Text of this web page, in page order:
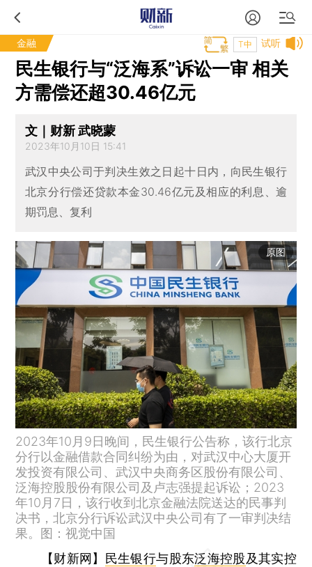
金融 试听
T中
民生银行与“泛海系”诉讼一审 相关
方需偿还超30.46亿元
文｜财新 武晓蒙
2023年10月10日 15:41
武汉中央公司于判决生效之日起十日内，向民生银行
北京分行偿还贷款本金30.46亿元及相应的利息、逾
期罚息、复利
原图
2023年10月9日晚间，民生银行公告称，该行北京
分行以金融借款合同纠纷为由，对武汉中心大厦开
发投资有限公司、武汉中央商务区股份有限公司、
泛海控股股份有限公司及卢志强提起诉讼；2023
年10月7日，该行收到北京金融法院送达的民事判
决书，北京分行诉讼武汉中央公司有了一审判决结
果。图：视觉中国
【财新网】 民生银行与股东泛海控股及其实控